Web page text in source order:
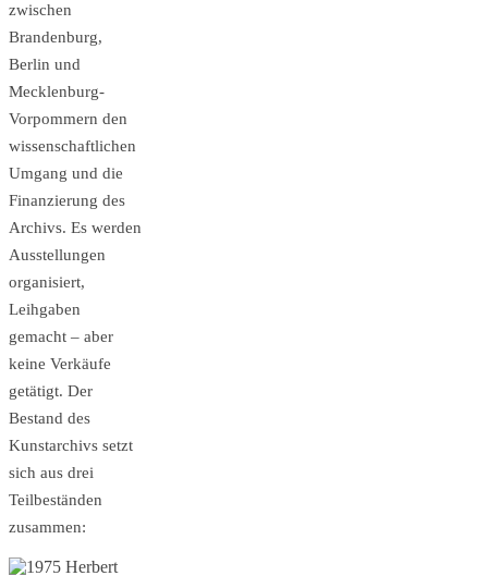
zwischen
Brandenburg,
Berlin und
Mecklenburg-
Vorpommern den
wis­senschaftlichen
Umgang und die
Finanzierung des
Archivs. Es werden
Ausstellungen
organisiert,
Leihgaben
gemacht – aber
keine Verkäufe
getätigt. Der
Bestand des
Kunstarchivs setzt
sich aus drei
Teilbeständen
zusammen: